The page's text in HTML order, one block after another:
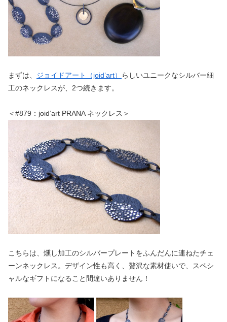
まずは、 ジョイドアート（joid’art）
らしいユニークなシルバー細
工のネックレスが、2つ続きます。
＜#879：joid’art PRANA ネックレス＞
こちらは、燻し加工のシルバープレートをふんだんに連ねたチェ
ーンネックレス。デザイン性も高く、贅沢な素材使いで、スペシ
ャルなギフトになること間違いありません！